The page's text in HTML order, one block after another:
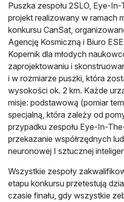
Puszka zespołu 2SLO, Eye-
projekt realizowany w ramach
konkursu CanSat,
Agencję Kosmiczną i Biuro
Kopernik dla młodych
zaprojektowaniu i
i w rozmiarze puszki, która
wysokości ok. 2 km. Każde
misje: podstawową (pomiar
specjalną, która zależy od
przypadku zespołu Eye-In-
przekazanie współrzędnych
neuronowej I sztucznej
Wszystkie zespoły
etapu konkursu przetestują
czasie finału, gdy wszystkie